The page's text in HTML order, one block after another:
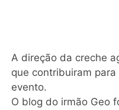
A direção da creche
que contribuiram
evento.
O blog do irmão Geo